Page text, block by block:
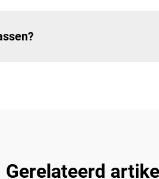
Gerelateerd